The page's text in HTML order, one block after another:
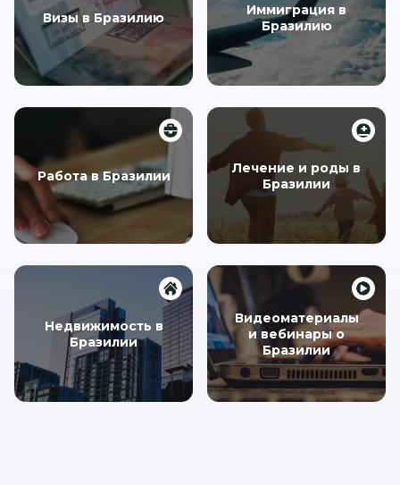
Визы в Бразилию
Иммиграция в
Бразилию
Работа в Бразилии
Лечение и роды в
Бразилии
Недвижимость в
Бразилии
Видеоматериалы
и вебинары о
Бразилии